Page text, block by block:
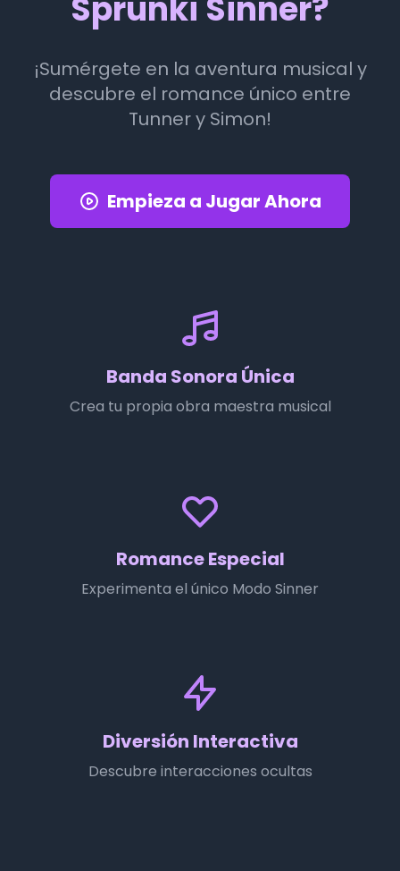
¡Sumérgete en la aventura musical y
descubre el romance único entre
Tunner y Simon!
Empieza a Jugar Ahora
Banda Sonora Única
Crea tu propia obra maestra musical
Romance Especial
Experimenta el único Modo Sinner
Diversión Interactiva
Descubre interacciones ocultas